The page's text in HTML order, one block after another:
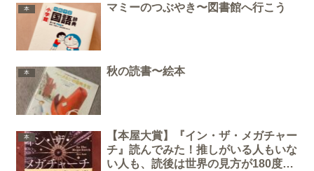
本 マミーのつぶやき〜図書館へ行こう
本 秋の読書〜絵本
本
【本屋大賞】『イン・ザ・メガチャー
チ』読んでみた！推しがいる人もいな
い人も、読後は世界の見方が180度変